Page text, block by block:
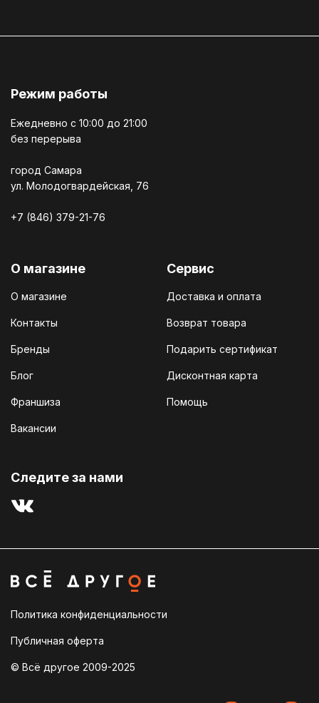
Режим работы
Ежедневно c 10:00 до 21:00
без перерыва
город Самара
ул. Молодогвардейская, 76
+7 (846) 379-21-76
О магазине
О магазине
Контакты
Бренды
Блог
Франшиза
Вакансии
Сервис
Доставка и оплата
Возврат товара
Подарить сертификат
Дисконтная карта
Помощь
Cледите за нами
Политика конфиденциальности
Публичная оферта
© Всё другое 2009-2025